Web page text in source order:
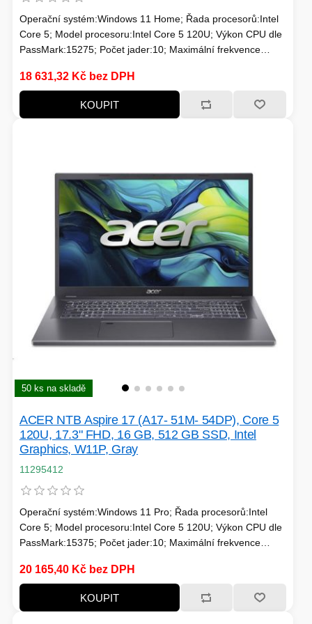
SERVERY
HERNÍ ŽIDLE
HERNÍ KAMERY
HERNÍ MIKROFONY
MONITORY
PC SKŘÍNĚ
CHLADIČE
VIRTUALIZACE
LINUX SERVER
TONERY A VÁLCE
NÁPLNĚ A INKOUSTY
PŘÍSLUŠENSTVÍ
KALKULAČKY
AUTO - MOTO
ADAPTÉRY - REDUKCE
USB KABELY
ZÁSUVKY - VYPÍNAČE
VAŘENÍ
GRILOVÁNÍ A PÁRTY
TOPINKOVAČE
Operační systém:Windows 11 Home; Řada procesorů:Intel
Core 5; Model procesoru:Intel Core 5 120U; Výkon CPU dle
PassMark:15275; Počet jader:10; Maximální frekvence
TDP:15; Model grafické karty:Intel® Graphics; Velikost
paměti RAM (GB):16; Úhlopříčka displeje ("):17.3; Rozlišení
displeje:1920x1080 (Full HD)
18 631,32 Kč bez DPH
KOUPIT
50 ks na skladě
ACER NTB Aspire 17 (A17- 51M- 54DP), Core 5
120U, 17.3" FHD, 16 GB, 512 GB SSD, Intel
Graphics, W11P, Gray
11295412
Operační systém:Windows 11 Pro; Řada procesorů:Intel
Core 5; Model procesoru:Intel Core 5 120U; Výkon CPU dle
PassMark:15375; Počet jader:10; Maximální frekvence
TDP:15; Model grafické karty:Intel® Graphics; Velikost
paměti RAM (GB):16; Úhlopříčka displeje ("):17.3; Rozlišení
displeje:1920x1080 (Full HD)
20 165,40 Kč bez DPH
KOUPIT